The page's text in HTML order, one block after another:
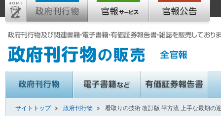
サイトトップ 政府刊行物 看取りの技術 改訂版 平方流 上手な最期の